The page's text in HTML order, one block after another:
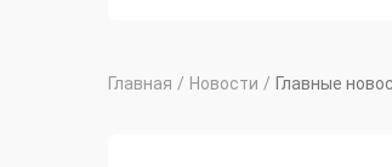
Главная / Новости / Главные